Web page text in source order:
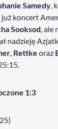
Samedy,
koncert
Sooksod, ale
nadzieję
, Rettke oraz
1:3